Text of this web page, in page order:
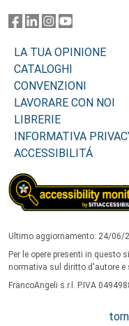
LA TUA OPINIONE
CATALOGHI
CONVENZIONI
LAVORARE CON NOI
LIBRERIE
INFORMATIVA
ACCESSIBILITÁ
Ultimo aggiornamento: 24/06/
Per le opere presenti in
normativa sul diritto d'autore e
FrancoAngeli s.r.l. P.IVA